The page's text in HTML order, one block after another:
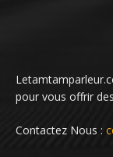
pour vous offrir
Contactez Nous :